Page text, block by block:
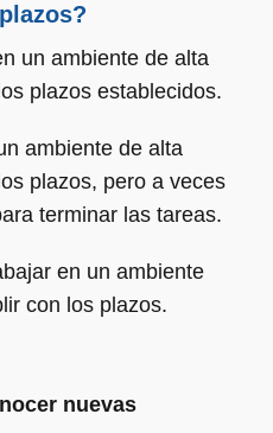
un ambiente de alta
plazos establecidos.
ambiente de alta
plazos, pero a veces
terminar las tareas.
en un ambiente
con los plazos.
nuevas